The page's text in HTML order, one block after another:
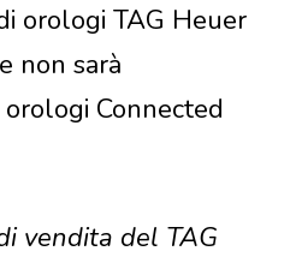
orologi TAG Heuer
non sarà
Connected
vendita del TAG